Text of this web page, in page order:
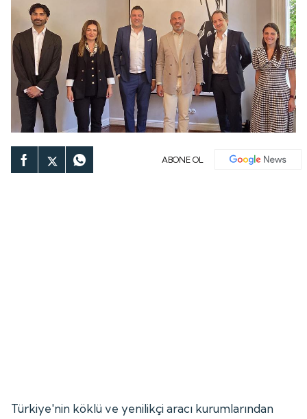
ABONE OL
Türkiye'nin köklü ve yenilikçi aracı kurumlarından